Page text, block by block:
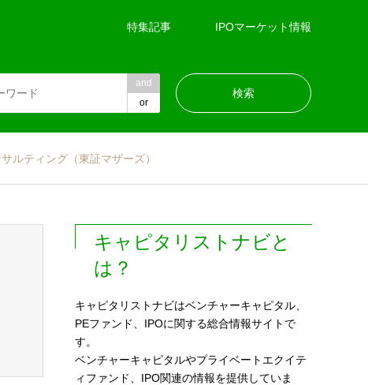
特集記事 IPOマーケット情報
and
or
ルティング（東証マザーズ）
キャピタリストナビと
は？
キャピタリストナビはベンチャーキャピタル、
PEファンド、IPOに関する総合情報サイトで
す。
ベンチャーキャピタルやプライベートエクイテ
ィファンド、IPO関連の情報を提供していま